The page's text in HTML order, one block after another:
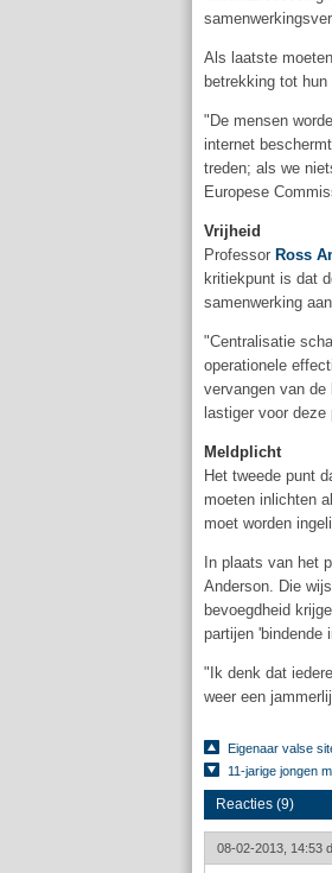
Als laatste
betrekking tot
"De mensen
internet
treden; als we
Europese
Vrijheid
Professor Ross
kritiekpunt is dat
samenwerking
"Centralisatie
operationele
vervangen van
lastiger voor
Meldplicht
Het tweede punt
moeten inlichten
moet worden
In plaats van het
Anderson. Die
bevoegdheid
partijen 'bindende
"Ik denk dat
weer een
Eigenaar valse
11-jarige jongen
Reacties (9)
08-02-2013, 14:53